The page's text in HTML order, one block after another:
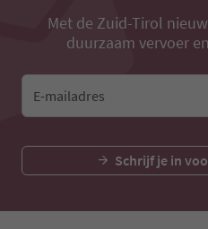
Met de Zuid-Tirol
duurzaam vervoer
E-mailadres
Schrijf je in